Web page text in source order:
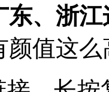
东、浙
颜值这